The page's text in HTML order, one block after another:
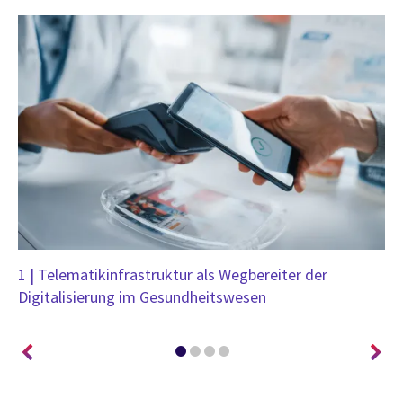
1 | Telematikinfrastruktur als Wegbereiter der
Digitalisierung im Gesundheitswesen